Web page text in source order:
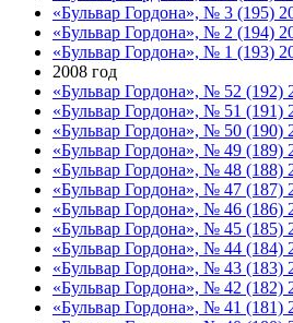
«Бульвар Гордона», № 3 (195)
«Бульвар Гордона», № 2 (194)
«Бульвар Гордона», № 1 (193)
2008 год
«Бульвар Гордона», № 52 (192)
«Бульвар Гордона», № 51 (191)
«Бульвар Гордона», № 50 (190)
«Бульвар Гордона», № 49 (189)
«Бульвар Гордона», № 48 (188)
«Бульвар Гордона», № 47 (187)
«Бульвар Гордона», № 46 (186)
«Бульвар Гордона», № 45 (185)
«Бульвар Гордона», № 44 (184)
«Бульвар Гордона», № 43 (183)
«Бульвар Гордона», № 42 (182)
«Бульвар Гордона», № 41 (181)